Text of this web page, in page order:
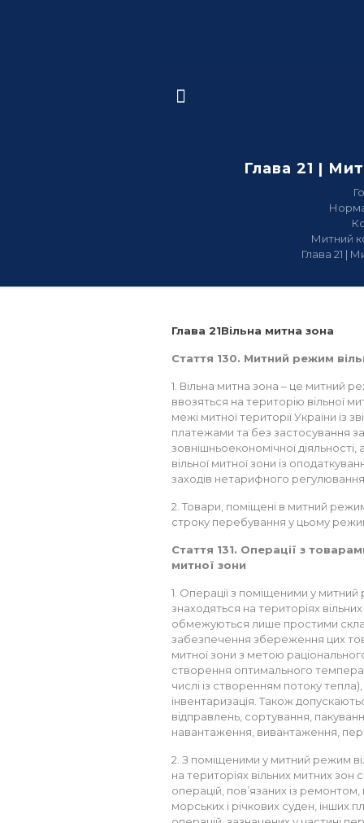
Глава 21 |
Митний
Глава 21 |
Глава 21Вільна митна зона
Стаття 130. Митний режим
1. Вільна митна зона – це митний
ввозяться на територію вільної
межі митної території України із
платежами та без застосування
зовнішньоекономічної
вільної митної зони із
заходів нетарифного
2. Товари, поміщені в митний
строку перебування у цьому
Стаття 131. Операції з
митної зони
1. Операції з поміщеними у
знаходяться на територіях
обмежуються лише простими
забезпечення збереження цих
митної зони з метою
створення оптимального
числі із створенням потоку
інвентаризація. Також
відправлень, сортування,
навантаження, вивантаження,
2. З поміщеними у митний режим
на територіях вільних митних зон
операцій, пов’язаних із
морських і річкових суден, інших